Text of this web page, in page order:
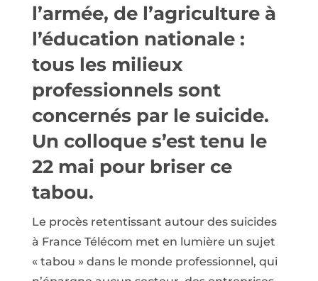
l’armée, de l’agriculture à
l’éducation nationale :
tous les milieux
professionnels sont
concernés par le suicide.
Un colloque s’est tenu le
22 mai pour briser ce
tabou.
Le procès retentissant autour des suicides
à France Télécom met en lumière un sujet
« tabou » dans le monde professionnel, qui